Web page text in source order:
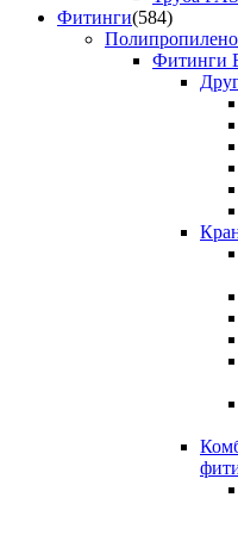
Фитинги(584)
Фитинги